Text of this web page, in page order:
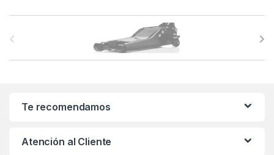
Te recomendamos
Atención al Cliente